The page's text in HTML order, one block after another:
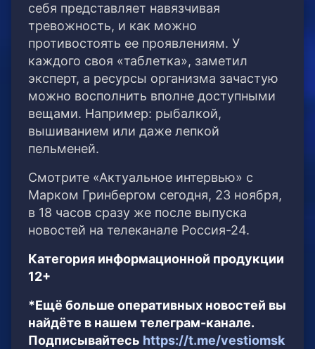
себя представляет навязчивая
тревожность, и как можно
противостоять ее проявлениям. У
каждого своя «таблетка», заметил
эксперт, а ресурсы организма зачастую
можно восполнить вполне доступными
вещами. Например: рыбалкой,
вышиванием или даже лепкой
пельменей.
Смотрите «Актуальное интервью» с
Марком Гринбергом сегодня, 23 ноября,
в 18 часов сразу же после выпуска
новостей на телеканале Россия-24.
Категория информационной продукции
12+
*Ещё больше оперативных новостей вы
найдёте в нашем телеграм-канале.
Подписывайтесь https://t.me/vestiomsk